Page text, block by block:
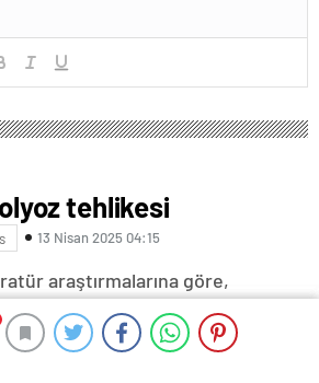
tehlikesi
13 Nisan 2025 04:15
araştırmalarına göre,
büyük bir kısmının henüz
(idiopatik) tipte olduğunu ve